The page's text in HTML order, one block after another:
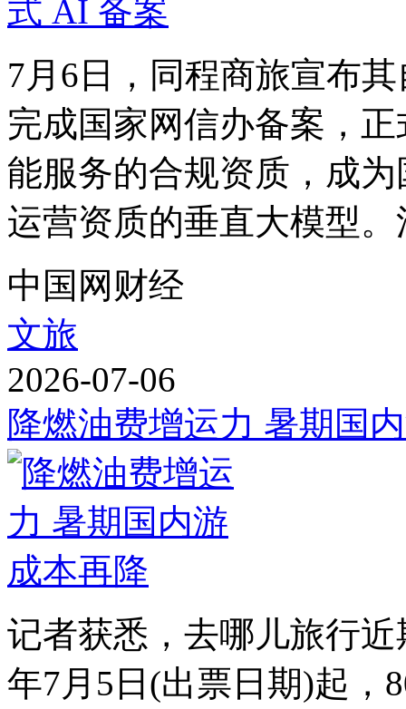
7月6日，同程商旅宣布
完成国家网信办备案，
能服务的合规资质，成
运营资质的垂直大模型
中国网财经
文旅
2026-07-06
降燃油费增运力 暑期国
记者获悉，去哪儿旅行
年7月5日(出票日期)起，